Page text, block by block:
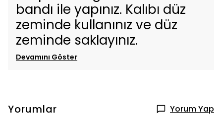
bandı ile yapınız. Kalıbı düz
zeminde kullanınız ve düz
zeminde saklayınız.
Devamını Göster
Yorumlar Yorum Yap